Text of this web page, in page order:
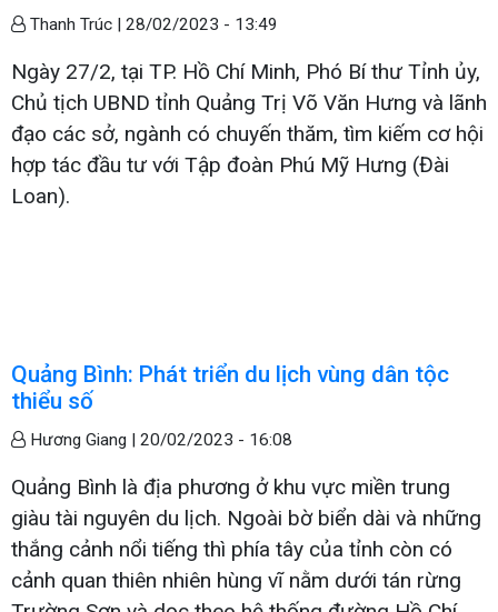
Thanh Trúc | 28/02/2023 - 13:49
Ngày 27/2, tại TP. Hồ Chí Minh, Phó Bí thư Tỉnh ủy,
Chủ tịch UBND tỉnh Quảng Trị Võ Văn Hưng và lãnh
đạo các sở, ngành có chuyến thăm, tìm kiếm cơ hội
hợp tác đầu tư với Tập đoàn Phú Mỹ Hưng (Đài
Loan).
Quảng Bình: Phát triển du lịch vùng dân tộc
thiểu số
Hương Giang | 20/02/2023 - 16:08
Quảng Bình là địa phương ở khu vực miền trung
giàu tài nguyên du lịch. Ngoài bờ biển dài và những
thắng cảnh nổi tiếng thì phía tây của tỉnh còn có
cảnh quan thiên nhiên hùng vĩ nằm dưới tán rừng